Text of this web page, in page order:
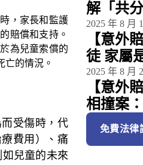
，家長和監護
賠償和支持。
為兒童索償的
的情況。
受傷時，代
費用）、痛
兒童的未來
解「共
2025 年 8 月
【意外
徒 家屬
2025 年 8 月
【意外
相撞案
免費法律